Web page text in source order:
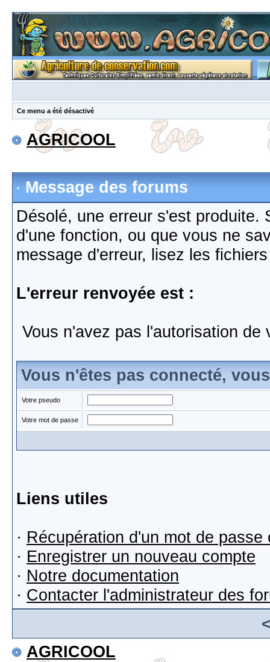
Ce menu a été désactivé
AGRICOOL
Message des forums
Désolé, une erreur s'est produite.
d'une fonction, ou que vous ne
message d'erreur, lisez les
L'erreur renvoyée est :
Vous n'avez pas l'autorisation de
Vous n'êtes pas connecté,
Votre pseudo
Votre mot de passe
Liens utiles
· Récupération d'un mot de passe
· Enregistrer un nouveau compte
· Notre documentation
· Contacter l'administrateur des
AGRICOOL